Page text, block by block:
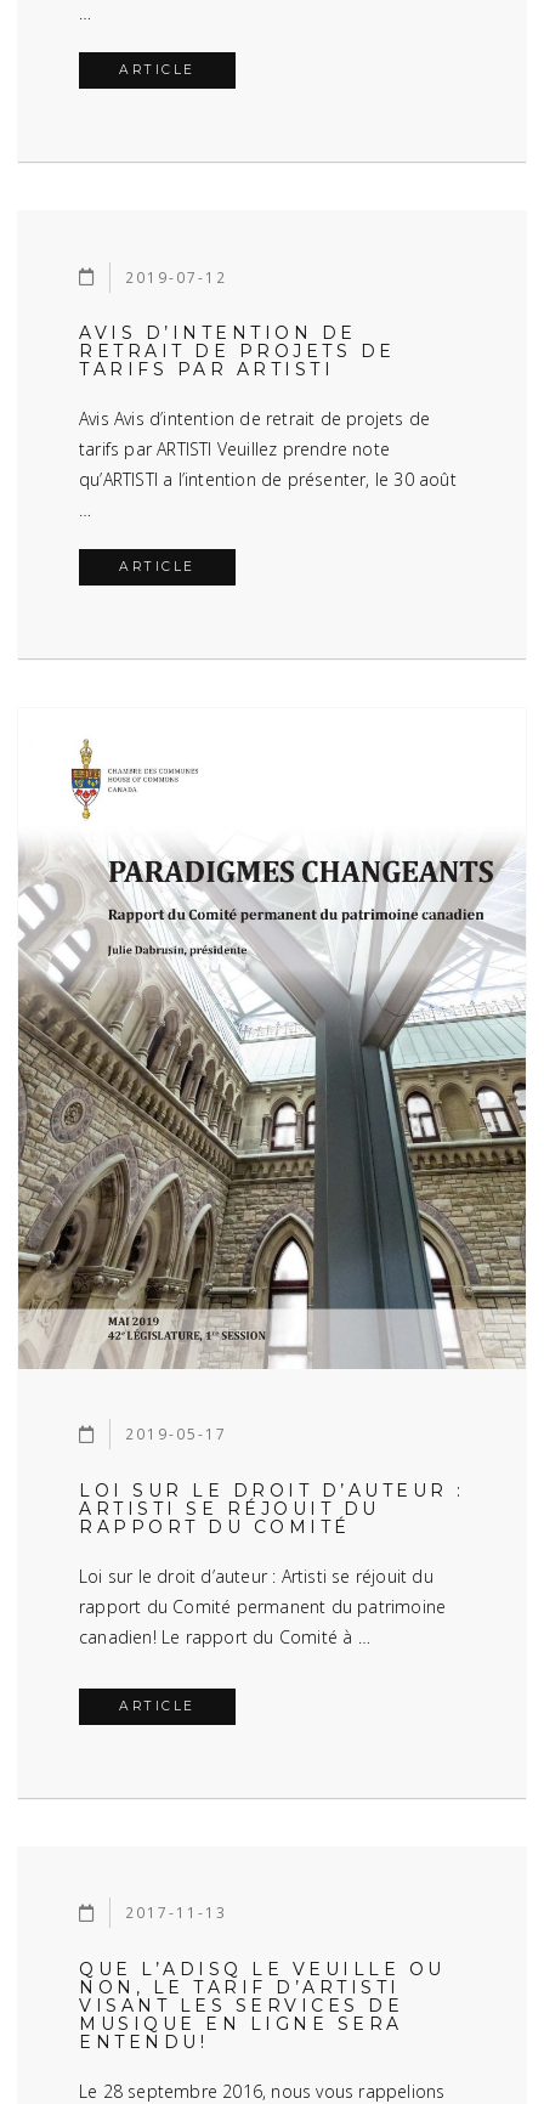
…
ARTICLE
2019-07-12
AVIS D’INTENTION DE
RETRAIT DE PROJETS DE
TARIFS PAR ARTISTI
Avis Avis d’intention de retrait de projets de
tarifs par ARTISTI Veuillez prendre note
qu’ARTISTI a l’intention de présenter, le 30 août
…
ARTICLE
2019-05-17
LOI SUR LE DROIT D’AUTEUR :
ARTISTI SE RÉJOUIT DU
RAPPORT DU COMITÉ
Loi sur le droit d’auteur : Artisti se réjouit du
rapport du Comité permanent du patrimoine
canadien! Le rapport du Comité à …
ARTICLE
2017-11-13
QUE L’ADISQ LE VEUILLE OU
NON, LE TARIF D’ARTISTI
VISANT LES SERVICES DE
MUSIQUE EN LIGNE SERA
ENTENDU!
Le 28 septembre 2016, nous vous rappelions